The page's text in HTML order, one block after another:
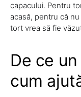
capacului. Pentru
acasă, pentru că
tort vrea să fie
De ce
cum